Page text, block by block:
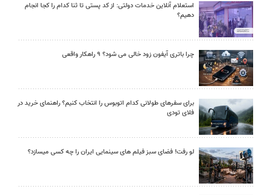
استعلام آنلاین خدمات دولتی: از کد پستی تا ثنا کدام را کجا انجام
دهیم؟
چرا باتری آیفون زود خالی می شود؟ ۹ راهکار واقعی
برای سفرهای طولانی کدام اتوبوس را انتخاب کنیم؟ راهنمای خرید در
فلای تودی
لو رفت! فضای سبز فیلم های سینمایی ایران را چه کسی میسازد؟